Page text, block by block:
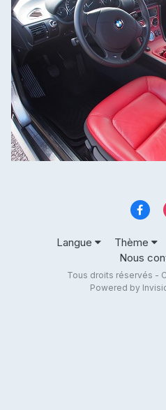
Langue Thème
Nous
Tous droits réservés -
Powered by